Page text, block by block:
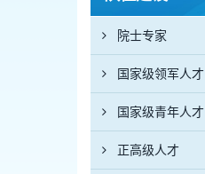
院士专家
国家级领军人才
国家级青年人才
正高级人才